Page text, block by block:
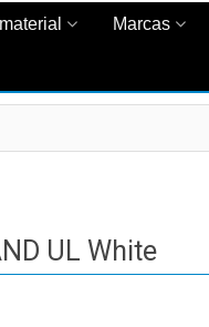
Marcas
UL White